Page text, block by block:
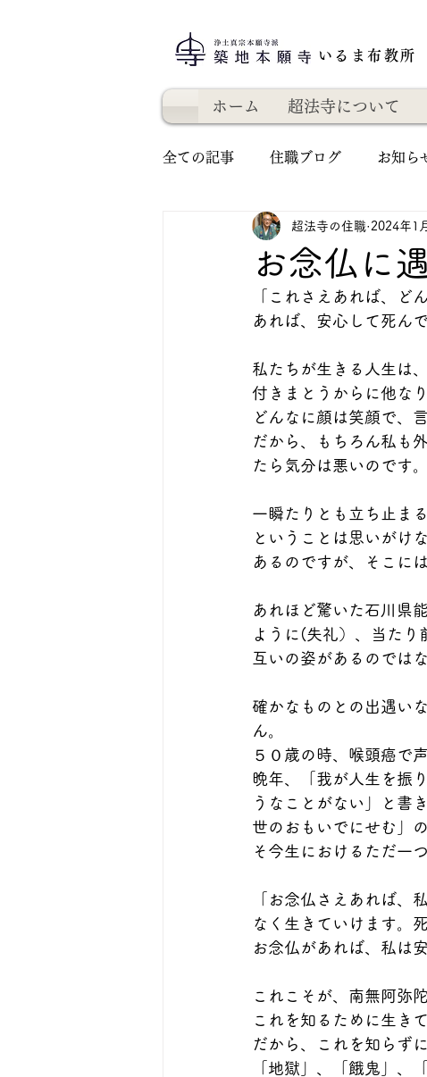
いるま布教所
ホーム 超法寺について
全ての記事 住職ブログ お知ら
お念仏に
超法寺の住職 2024年1
「これさえあれば、ど
あれば、安心して死ん
私たちが生きる人生は
付きまとうからに他なり
どんなに顔は笑顔で、
だから、もちろん私も
たら気分は悪いのです
一瞬たりとも立ち止ま
ということは思いがけ
あるのですが、そこに
あれほど驚いた石川県
ように(失礼）、当た
互いの姿があるのでは
確かなものとの出遇い
ん。
５０歳の時、喉頭癌で
晩年、「我が人生を振
うなことがない」と書
世のおもいでにせむ」
そ今生におけるただ一
「お念仏さえあれば、
なく生きていけます。
お念仏があれば、私は
これこそが、南無阿弥
これを知るために生き
だから、これを知らず
「地獄」、「餓鬼」、